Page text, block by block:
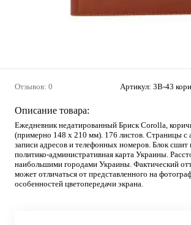
Отзывов: 0 Артикул: 3B-43
Описание товара:
Ежедневник недатированный Бриск Corolla,
(примерно 148 х 210 мм). 176 листов. Страницы с
записи адресов и телефонных номеров. Блок сшит
политико-административная карта Украины.
наибольшими городами Украины. Фактический
может отличаться от представленного на
особенностей цветопередачи экрана.